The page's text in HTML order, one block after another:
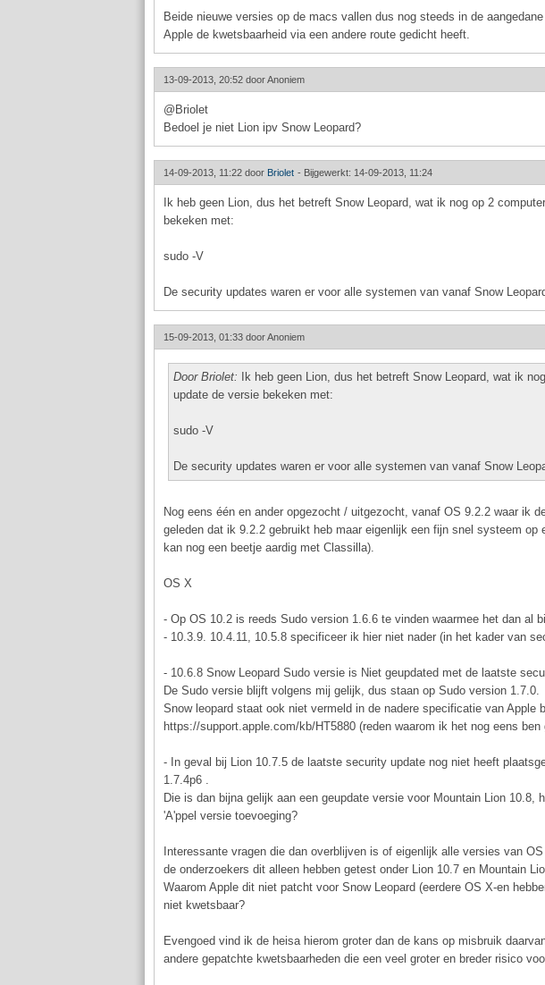
Beide nieuwe versies op de macs vallen dus nog steeds in de
Apple de kwetsbaarheid via een andere route gedicht heeft.
13-09-2013, 20:52 doorAnoniem
@Briolet
Bedoel je niet Lion ipv Snow Leopard?
14-09-2013, 11:22 door Briolet - Bijgewerkt: 14-09-2013, 11:24
Ik heb geen Lion, dus het betreft Snow Leopard, wat ik nog op 2
bekeken met:
sudo -V
De security updates waren er voor alle systemen van vanaf Snow
15-09-2013, 01:33 doorAnoniem
Door Briolet: Ik heb geen Lion, dus het betreft Snow Leopard, wat ik
update de versie bekeken met:
sudo -V
De security updates waren er voor alle systemen van vanaf Snow
Nog eens één en ander opgezocht / uitgezocht, vanaf OS 9.2.2 waar ik
geleden dat ik 9.2.2 gebruikt heb maar eigenlijk een fijn snel systeem
kan nog een beetje aardig met Classilla).
OS X
- Op OS 10.2 is reeds Sudo version 1.6.6 te vinden waarmee het dan al
- 10.3.9. 10.4.11, 10.5.8 specificeer ik hier niet nader (in het kader van
- 10.6.8 Snow Leopard Sudo versie is Niet geupdated met de laatste
De Sudo versie blijft volgens mij gelijk, dus staan op Sudo version 1.7.0.
Snow leopard staat ook niet vermeld in de nadere specificatie van Apple
https://support.apple.com/kb/HT5880 (reden waarom ik het nog eens ben
- In geval bij Lion 10.7.5 de laatste security update nog niet heeft
1.7.4p6 .
Die is dan bijna gelijk aan een geupdate versie voor Mountain Lion
'A'ppel versie toevoeging?
Interessante vragen die dan overblijven is of eigenlijk alle versies van
de onderzoekers dit alleen hebben getest onder Lion 10.7 en Mountain
Waarom Apple dit niet patcht voor Snow Leopard (eerdere OS X-en
niet kwetsbaar?
Evengoed vind ik de heisa hierom groter dan de kans op misbruik
andere gepatchte kwetsbaarheden die een veel groter en breder risico